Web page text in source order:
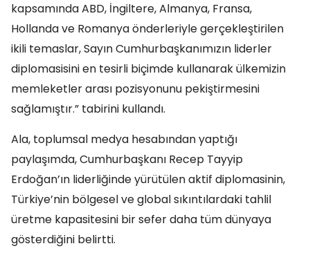
kapsamında ABD, İngiltere, Almanya, Fransa,
Hollanda ve Romanya önderleriyle gerçekleştirilen
ikili temaslar, Sayın Cumhurbaşkanımızın liderler
diplomasisini en tesirli biçimde kullanarak ülkemizin
memleketler arası pozisyonunu pekiştirmesini
sağlamıştır.” tabirini kullandı.
Ala, toplumsal medya hesabından yaptığı
paylaşımda, Cumhurbaşkanı Recep Tayyip
Erdoğan’ın liderliğinde yürütülen aktif diplomasinin,
Türkiye’nin bölgesel ve global sıkıntılardaki tahlil
üretme kapasitesini bir sefer daha tüm dünyaya
gösterdiğini belirtti.